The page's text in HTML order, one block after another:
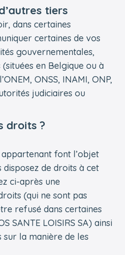
tiers
dans certaines
certaines de vos
gouvernementales,
en Belgique ou à
ONSS, INAMI, ONP,
judiciaires ou
droits ?
appartenant font l’objet
disposez de droits à cet
ci-après une
(qui ne sont pas
refusé dans certaines
SANTE LOISIRS SA) ainsi
la manière de les